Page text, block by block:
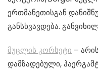
ერთმანეთისგან
განსხვავდება.
მუცლის კორსეტი –
დამზადებული,